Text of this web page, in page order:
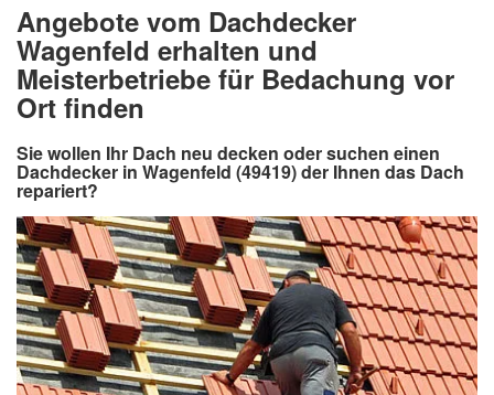
Angebote vom Dachdecker
Wagenfeld erhalten und
Meisterbetriebe für Bedachung vor
Ort finden
Sie wollen Ihr Dach neu decken oder suchen einen
Dachdecker in Wagenfeld (49419) der Ihnen das Dach
repariert?